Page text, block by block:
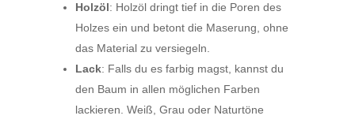
Holzöl: Holzöl dringt tief in die Poren des
Holzes ein und betont die Maserung, ohne
das Material zu versiegeln.
Lack: Falls du es farbig magst, kannst du
den Baum in allen möglichen Farben
lackieren. Weiß, Grau oder Naturtöne